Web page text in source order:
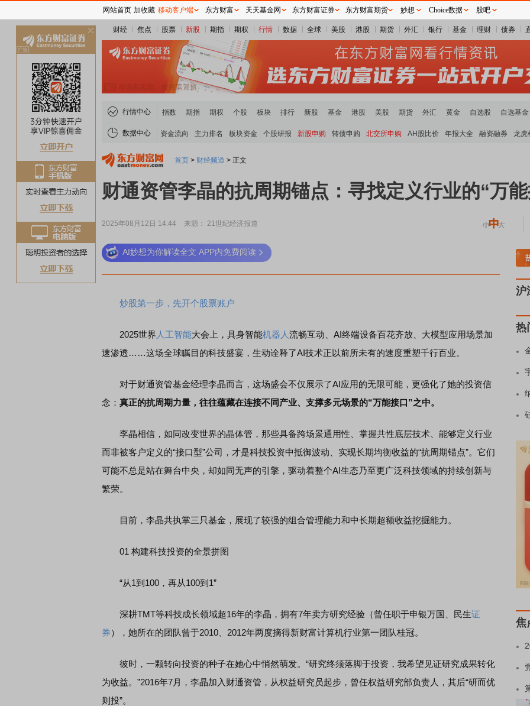
财经 焦点 股票 新股 期指 期权 行情 数据 全球 美股 港股 期货 外汇 银行 基金 理财 债券
行情中心 指数 期指 期权 个股 板块 排行 新股 基金 港股 美股 期货 外汇 黄金 自选股 自选基金
数据中心 资金流向 主力排名 板块资金 个股研报 新股申购 转债申购 北交所申购 AH股比价 年报大全 融资融券 龙虎
首页 > 财经频道 > 正文
财通资管李晶的抗周期锚点：寻找定义行业的“万
2025年08月12日 14:44 来源： 21世纪经济报道
AI妙想为你解读全文 APP内免费阅读
炒股第一步，先开个股票账户
2025世界 人工智能大会上，具身智能机器人 流畅互动、AI终端设备百花齐放、大模型应用场景加
速渗透……这场全球瞩目的科技盛宴，生动诠释了AI技术正以前所未有的速度重塑千行百业。
对于财通资管基金经理李晶而言，这场盛会不仅展示了AI应用的无限可能，更强化了她的投资信
念： 真正的抗周期力量，往往蕴藏在连接不同产业、支撑多元场景的“万能接口”之中。
李晶相信，如同改变世界的晶体管，那些具备跨场景通用性、掌握共性底层技术、能够定义行业
而非被客户定义的“接口型”公司，才是科技投资中抵御波动、实现长期均衡收益的“抗周期锚点”。它们
可能不总是站在舞台中央，却如同无声的引擎，驱动着整个AI生态乃至更广泛科技领域的持续创新与
繁荣。
目前，李晶共执掌三只基金，展现了较强的组合管理能力和中长期超额收益挖掘能力。
01 构建科技投资的全景拼图
“从1到100，再从100到1”
深耕TMT等科技成长领域超16年的李晶，拥有7年卖方研究经验（曾任职于申银万国、民生证
券），她所在的团队曾于2010、2012年两度摘得新财富计算机行业第一团队桂冠。
彼时，一颗转向投资的种子在她心中悄然萌发。“研究终须落脚于投资，我希望见证研究成果转化
为收益。”2016年7月，李晶加入财通资管，从权益研究员起步，曾任权益研究部负责人，其后“研而优
则投”。
稀土板块领涨 重要
沪
热
焦
网站首页 加收藏 移动客户端 东方财富 天天基金网 东方财富证券 东方财富期货 妙想 Choice数据 股吧
关